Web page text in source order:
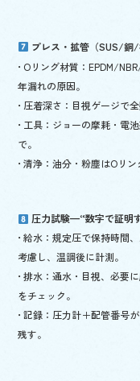
プレス・拡管（SUS/
• Oリング材質：EPDM/
年漏れの原因。
• 圧着深さ：目視ゲージで
• 工具：ジョーの摩耗・電
で。
• 清浄：油分・粉塵はOリ
圧力試験—“数字で証明
• 給水：規定圧で保持時間
考慮し、温調後に計測。
• 排水：通水・目視、必要
をチェック。
• 記録：圧力計＋配管番号
残す。